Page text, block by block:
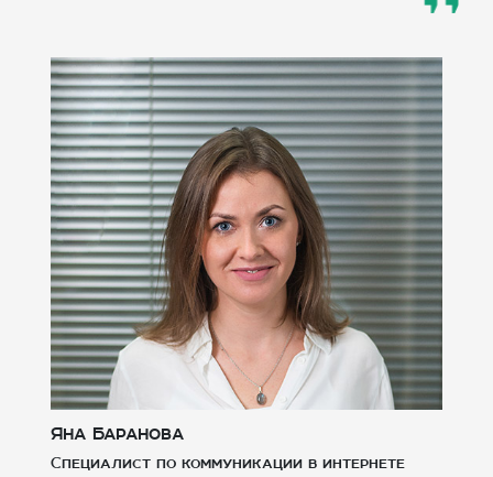
Яна Баранова
Специалист по коммуникации в интернете